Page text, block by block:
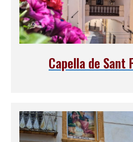
Capella de Sant